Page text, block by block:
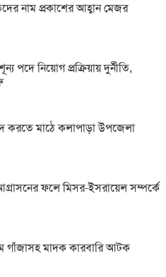
নাম প্রকাশের আহ্বান মেজর
পদে নিয়োগ প্রক্রিয়ায় দুর্নীতি,
করতে মাঠে কলাপাড়া উপজেলা
ফলে মিসর-ইসরায়েল সম্পর্কে
গাঁজাসহ মাদক কারবারি আটক